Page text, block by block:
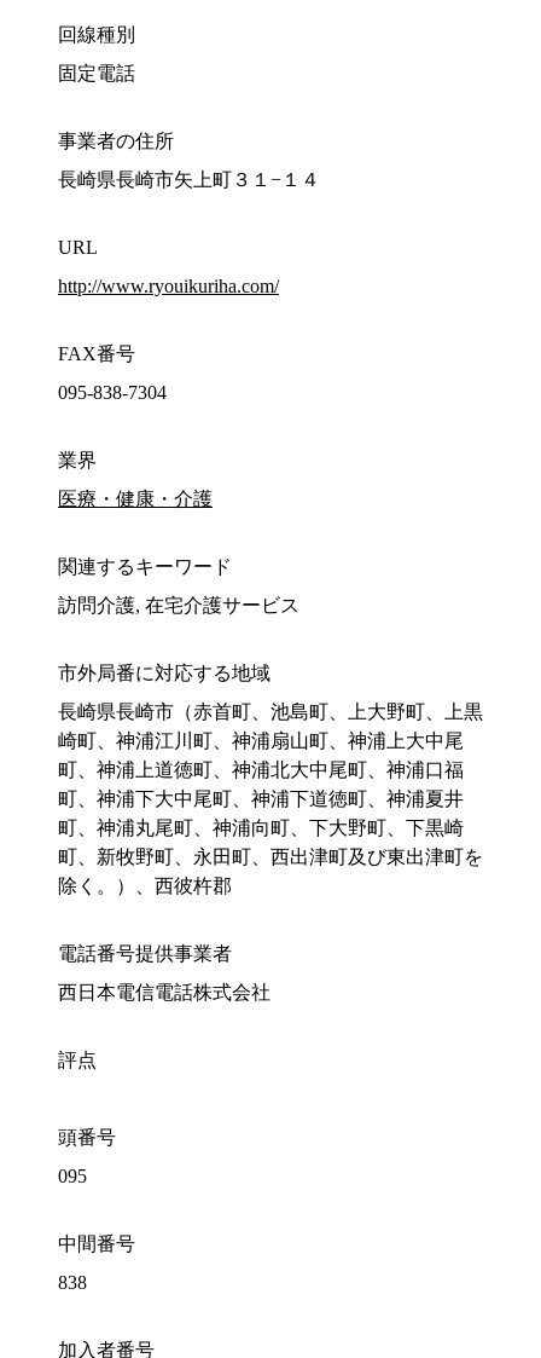
回線種別
固定電話
事業者の住所
長崎県長崎市矢上町３１−１４
URL
http://www.ryouikuriha.com/
FAX番号
095-838-7304
業界
医療・健康・介護
関連するキーワード
訪問介護, 在宅介護サービス
市外局番に対応する地域
長崎県長崎市（赤首町、池島町、上大野町、上黒
崎町、神浦江川町、神浦扇山町、神浦上大中尾
町、神浦上道徳町、神浦北大中尾町、神浦口福
町、神浦下大中尾町、神浦下道徳町、神浦夏井
町、神浦丸尾町、神浦向町、下大野町、下黒崎
町、新牧野町、永田町、西出津町及び東出津町を
除く。）、西彼杵郡
電話番号提供事業者
西日本電信電話株式会社
評点
頭番号
095
中間番号
838
加入者番号